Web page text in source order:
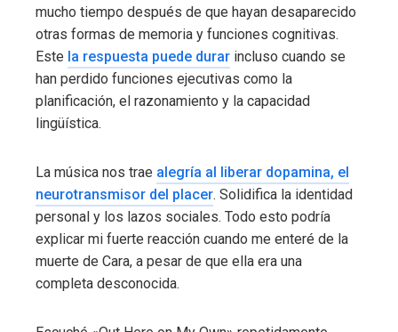
mucho tiempo después de que hayan desaparecido
otras formas de memoria y funciones cognitivas.
Este la respuesta puede durar incluso cuando se
han perdido funciones ejecutivas como la
planificación, el razonamiento y la capacidad
lingüística.
La música nos trae alegría al liberar dopamina, el
neurotransmisor del placer. Solidifica la identidad
personal y los lazos sociales. Todo esto podría
explicar mi fuerte reacción cuando me enteré de la
muerte de Cara, a pesar de que ella era una
completa desconocida.